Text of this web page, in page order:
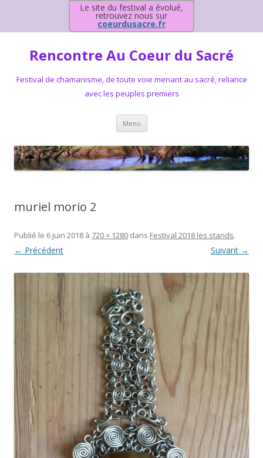
Le site du festival a évolué,
retrouvez nous sur
coeurdusacre.fr
Rencontre Au Coeur du Sacré
Festival de chamanisme, de toute voie menant au sacré, reliance
avec les peuples premiers
Menu Aller au contenu principal
muriel morio 2
Publié le 6 juin 2018 à 720 × 1280 dans Festival 2018 les stands.
← Précédent Suivant →